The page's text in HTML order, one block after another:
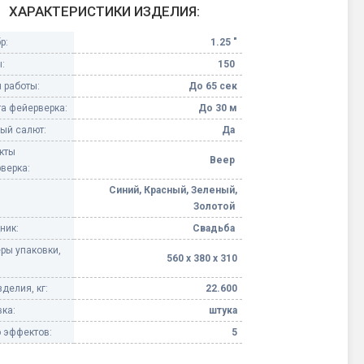
Небесные фонарики
Оборудование для
Елочные гирлянды
Фейерверк-шоу
ХАРАКТЕРИСТИКИ ИЗДЕЛИЯ:
1.25 "
150
работы:
До 65 сек
фейерверка:
До 30 м
салют:
Да
Веер
Синий, Красный, Зеленый,
Золотой
Свадьба
упаковки,
560 х 380 х 310
кг:
22.600
штука
эффектов:
5